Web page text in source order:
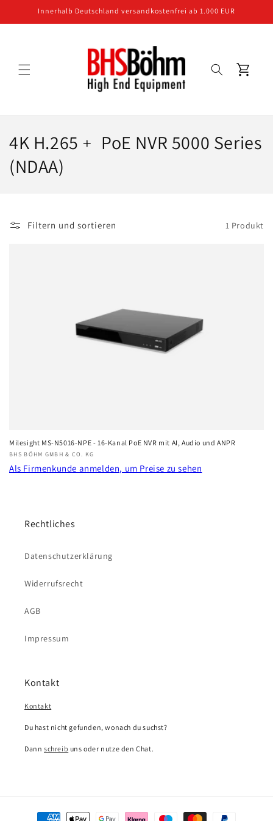
Inhalt
Innerhalb Deutschland versandkostenfrei ab 1.000 EUR
Warenkorb
K
a
g
4K H.265﹢ PoE NVR 5000 Series
(NDAA)
Filtern und sortieren 1 Produkt
Milesight MS-N5016-NPE - 16-Kanal PoE NVR mit AI, Audio und ANPR
Anbieter:
BHS BÖHM GMBH & CO. KG
Als Firmenkunde anmelden, um Preise zu sehen
Rechtliches
Datenschutzerklärung
Widerrufsrecht
AGB
Impressum
Kontakt
Kontakt
Du hast nicht gefunden, wonach du suchst?
Dann schreib uns oder nutze den Chat.
Zahlungsmethoden